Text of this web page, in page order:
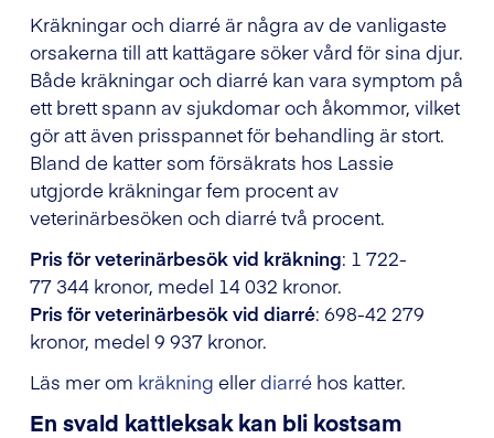
Kräkningar och diarré är några av de vanligaste
orsakerna till att kattägare söker vård för sina djur.
Både kräkningar och diarré kan vara symptom på
ett brett spann av sjukdomar och åkommor, vilket
gör att även prisspannet för behandling är stort.
Bland de katter som försäkrats hos Lassie
utgjorde kräkningar fem procent av
veterinärbesöken och diarré två procent.
Pris för veterinärbesök vid kräkning: 1 722-
77 344 kronor, medel 14 032 kronor.
Pris för veterinärbesök vid diarré: 698-42 279
kronor, medel 9 937 kronor.
Läs mer om kräkning ellerdiarré hos katter.
En svald kattleksak kan bli kostsam